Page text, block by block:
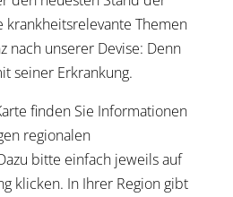
Themen
nach unserer Devise: Denn
seiner Erkrankung.
finden Sie Informationen
regionalen
bitte einfach jeweils auf
klicken. In Ihrer Region gibt